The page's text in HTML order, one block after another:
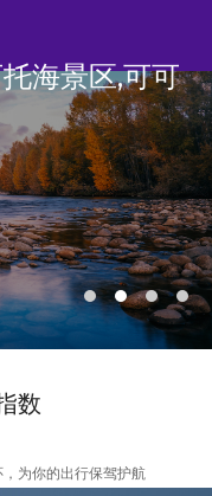
海景区,可可
数
为你的出行保驾护航